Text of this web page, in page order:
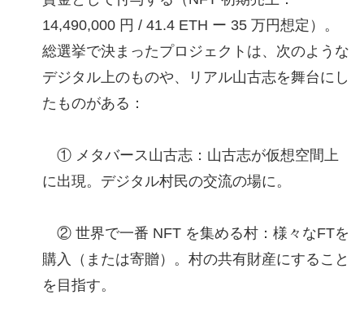
14,490,000 円 / 41.4 ETH ー 35 万円想定）。
総選挙で決まったプロジェクトは、次のような
デジタル上のものや、リアル山古志を舞台にし
たものがある：
① メタバース山古志：山古志が仮想空間上
に出現。デジタル村民の交流の場に。
② 世界で一番 NFT を集める村：様々なFTを
購入（または寄贈）。村の共有財産にすること
を目指す。